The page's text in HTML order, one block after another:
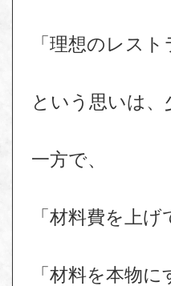
「理想のレス
という思いは
一方で、
「材料費を上
「材料を本物